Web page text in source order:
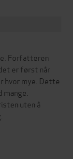
Forfatteren
er først når
hvor mye. Dette
uten å